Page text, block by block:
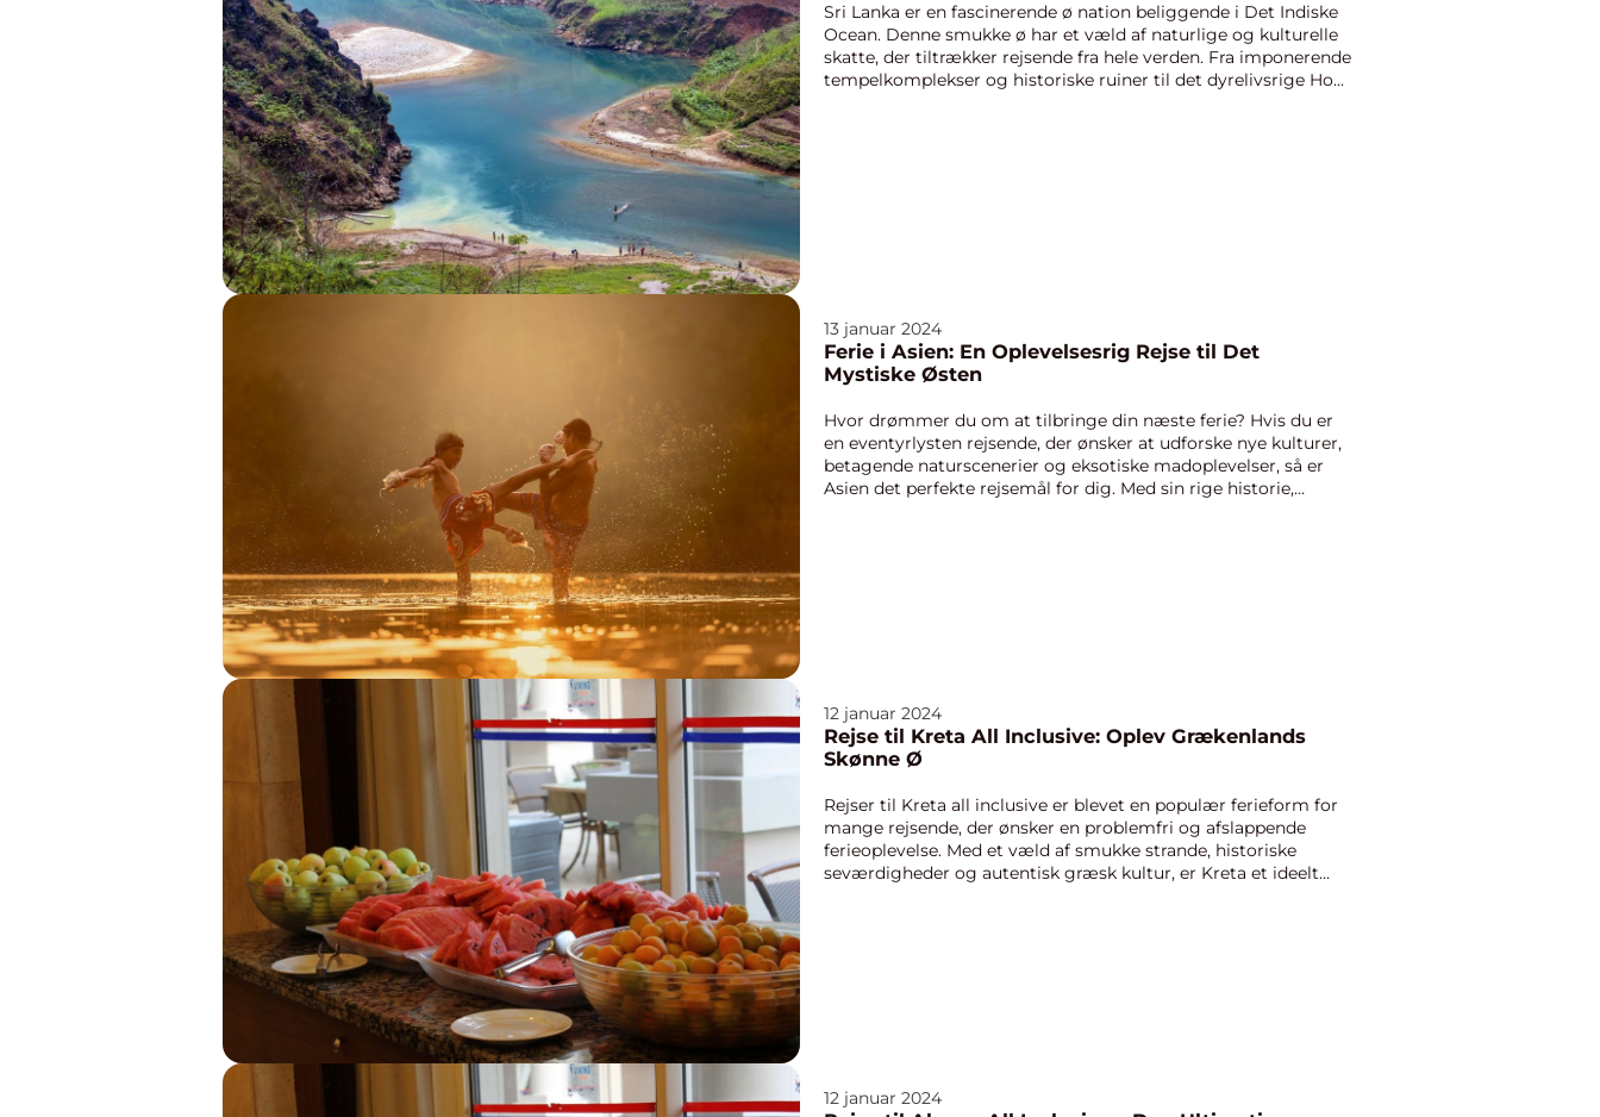
Sri Lanka er en fascinerende ø nation beliggende i Det Indiske
Ocean. Denne smukke ø har et væld af naturlige og kulturelle
skatte, der tiltrækker rejsende fra hele verden. Fra imponerende
tempelkomplekser og historiske ruiner til det dyrelivsrige Ho...
13 januar 2024
Ferie i Asien: En Oplevelsesrig Rejse til Det
Mystiske Østen
Hvor drømmer du om at tilbringe din næste ferie? Hvis du er
en eventyrlysten rejsende, der ønsker at udforske nye kulturer,
betagende naturscenerier og eksotiske madoplevelser, så er
Asien det perfekte rejsemål for dig. Med sin rige historie,
12 januar 2024
Rejse til Kreta All Inclusive: Oplev Grækenlands
Skønne Ø
Rejser til Kreta all inclusive er blevet en populær ferieform for
mange rejsende, der ønsker en problemfri og afslappende
ferieoplevelse. Med et væld af smukke strande, historiske
seværdigheder og autentisk græsk kultur, er Kreta et ideelt
12 januar 2024